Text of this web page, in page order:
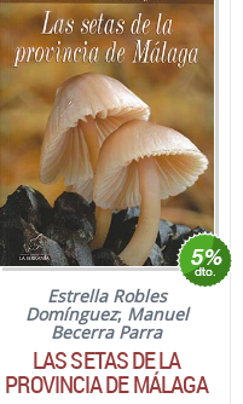
Estrella Robles
Domínguez; Manuel
Becerra Parra
LAS SETAS DE LA
PROVINCIA DE MÁLAGA